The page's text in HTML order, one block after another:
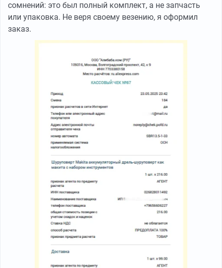
сомнений: это был полный комплект, а не запчасть
или упаковка. Не веря своему везению, я оформил
заказ.